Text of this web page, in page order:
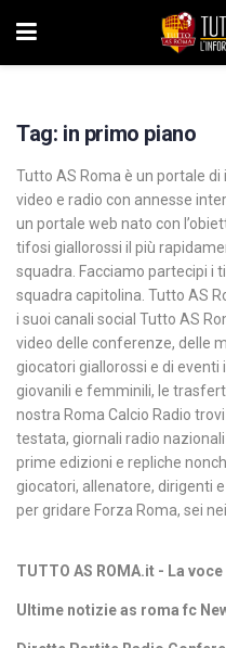
Tag: in primo piano
Tutto AS Roma è un portale
video e radio con annesse
un portale web nato con
tifosi giallorossi il più
squadra. Facciamo partecipi i
squadra capitolina. Tutto AS
i suoi canali social Tutto AS
video delle conferenze, delle
giocatori giallorossi e di
giovanili e femminili, le
nostra Roma Calcio Radio
testata, giornali radio
prime edizioni e repliche
giocatori, allenatore, dirigenti
per gridare Forza Roma, sei
TUTTO AS ROMA.it - La
Ultime notizie as roma fc